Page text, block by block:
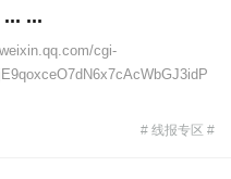
...
cgi-
# 线报专区 #